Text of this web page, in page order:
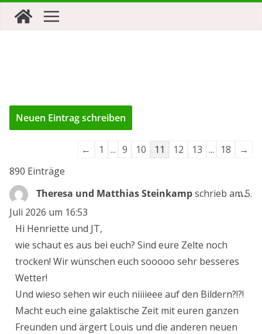
Inhalt
Navigation
← 1 ... 9 10 11 12 13 ... 18
→
890 Einträge
Theresa und Matthias Steinkampschrieb am5.
Juli 2026 um 16:53
Hi Henriette und JT,
wie schaut es aus bei euch? Sind eure Zelte noch
trocken! Wir wünschen euch sooooo sehr besseres
Wetter!
Und wieso sehen wir euch niiiieee auf den Bildern?!?!
Macht euch eine galaktische Zeit mit euren ganzen
Freunden und ärgert Louis und die anderen neuen
...